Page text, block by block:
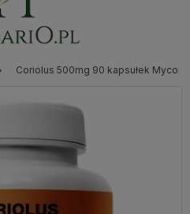
Coriolus 500mg 90 kapsułek